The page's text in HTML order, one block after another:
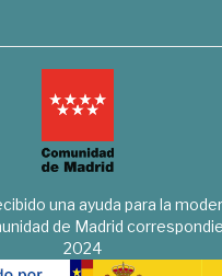
una ayuda para la
de Madrid
2024